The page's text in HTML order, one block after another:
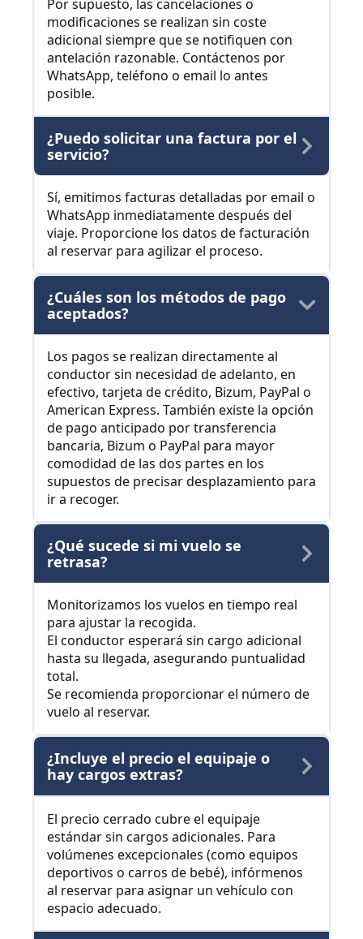
Por supuesto, las cancelaciones o
modificaciones se realizan sin coste
adicional siempre que se notifiquen con
antelación razonable. Contáctenos por
WhatsApp, teléfono o email lo antes
posible.
¿Puedo solicitar una factura por el
servicio?
Sí, emitimos facturas detalladas por email o
WhatsApp inmediatamente después del
viaje. Proporcione los datos de facturación
al reservar para agilizar el proceso.
¿Cuáles son los métodos de pago
aceptados?
Los pagos se realizan directamente al
conductor sin necesidad de adelanto, en
efectivo, tarjeta de crédito, Bizum, PayPal o
American Express. También existe la opción
de pago anticipado por transferencia
bancaria, Bizum o PayPal para mayor
comodidad de las dos partes en los
supuestos de precisar desplazamiento para
ir a recoger.
¿Qué sucede si mi vuelo se
retrasa?
Monitorizamos los vuelos en tiempo real
para ajustar la recogida.
El conductor esperará sin cargo adicional
hasta su llegada, asegurando puntualidad
total.
Se recomienda proporcionar el número de
vuelo al reservar.
¿Incluye el precio el equipaje o
hay cargos extras?
El precio cerrado cubre el equipaje
estándar sin cargos adicionales. Para
volúmenes excepcionales (como equipos
deportivos o carros de bebé), infórmenos
al reservar para asignar un vehículo con
espacio adecuado.